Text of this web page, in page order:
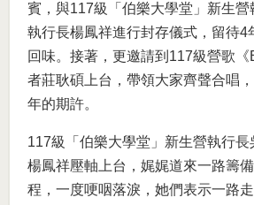
賓，與117級「伯樂大學堂」新生營
執行長楊鳳祥進行封存儀式，留待4
回味。接著，更邀請到117級營歌
者莊耿碩上台，帶領大家齊聲合唱
年的期許。
117級「伯樂大學堂」新生營執行
楊鳳祥壓軸上台，娓娓道來一路籌
程，一度哽咽落淚，她們表示一路